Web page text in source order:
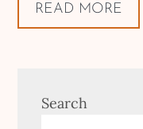
READ MORE
Search